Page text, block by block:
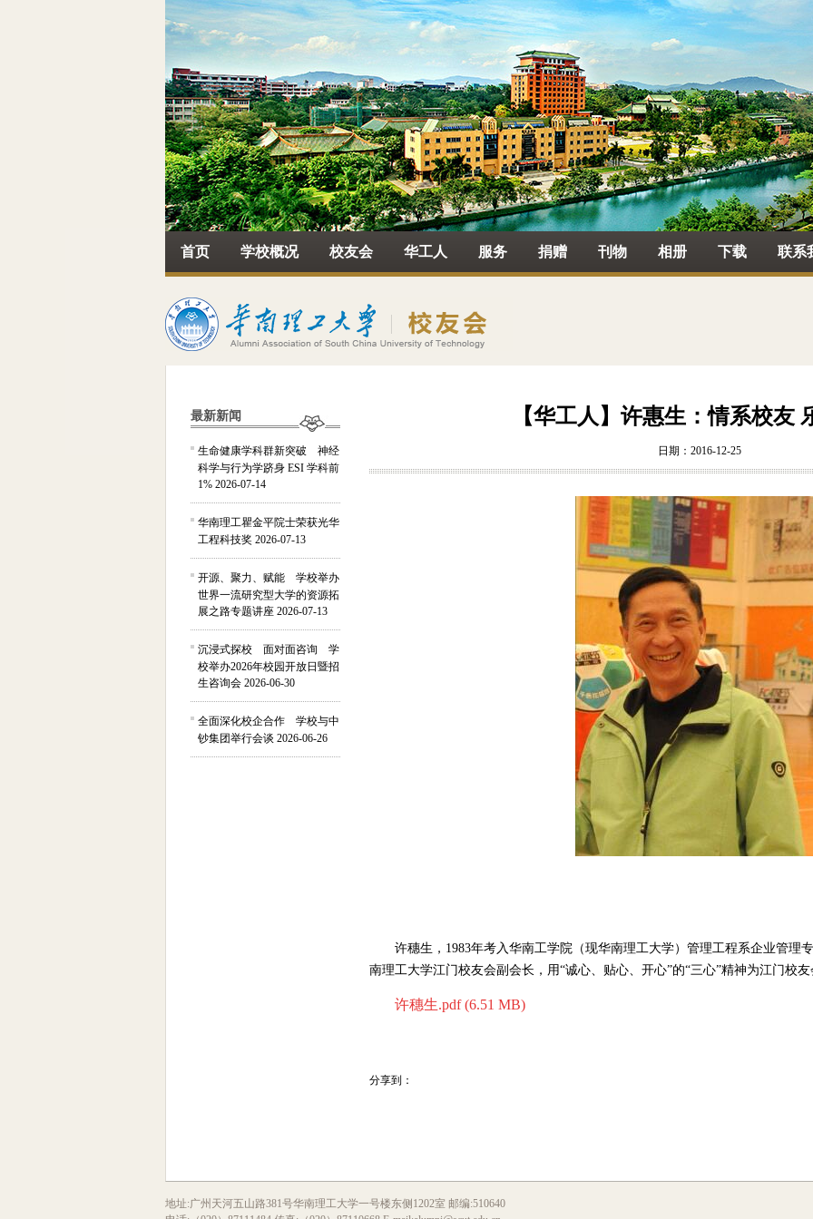
首页 学校概况 校友会 华工人 服务 捐赠 刊物 相册 下载 联系
最新新闻
生命健康学科群新突破 神经
科学与行为学跻身 ESI 学科前
1% 2026-07-14
华南理工瞿金平院士荣获光华
工程科技奖 2026-07-13
开源、聚力、赋能 学校举办
世界一流研究型大学的资源拓
展之路专题讲座 2026-07-13
沉浸式探校 面对面咨询 学
校举办2026年校园开放日暨招
生咨询会 2026-06-30
全面深化校企合作 学校与中
钞集团举行会谈 2026-06-26
【华工人】许惠生：情系校友
日期：2016-12-25
许穗生， 1983年考入华南工学院（现华南理工大学）管理工程系企业管理
南理工大学江门校友会副会长，用“诚心、贴心、开心”的“三心”精神为江门校
许穗生.pdf (6.51 MB)
分享到：
地址:广州天河五山路381号华南理工大学一号楼东侧1202室 邮编:510640